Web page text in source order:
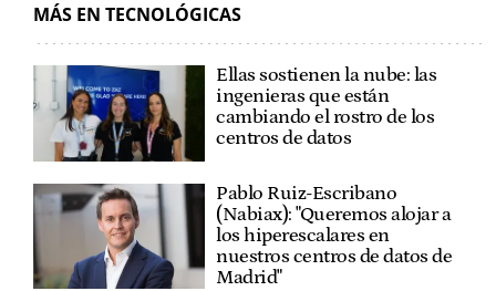
MÁS EN TECNOLÓGICAS
Ellas sostienen la nube: las
ingenieras que están
cambiando el rostro de los
centros de datos
Pablo Ruiz-Escribano
(Nabiax): "Queremos alojar a
los hiperescalares en
nuestros centros de datos de
Madrid"